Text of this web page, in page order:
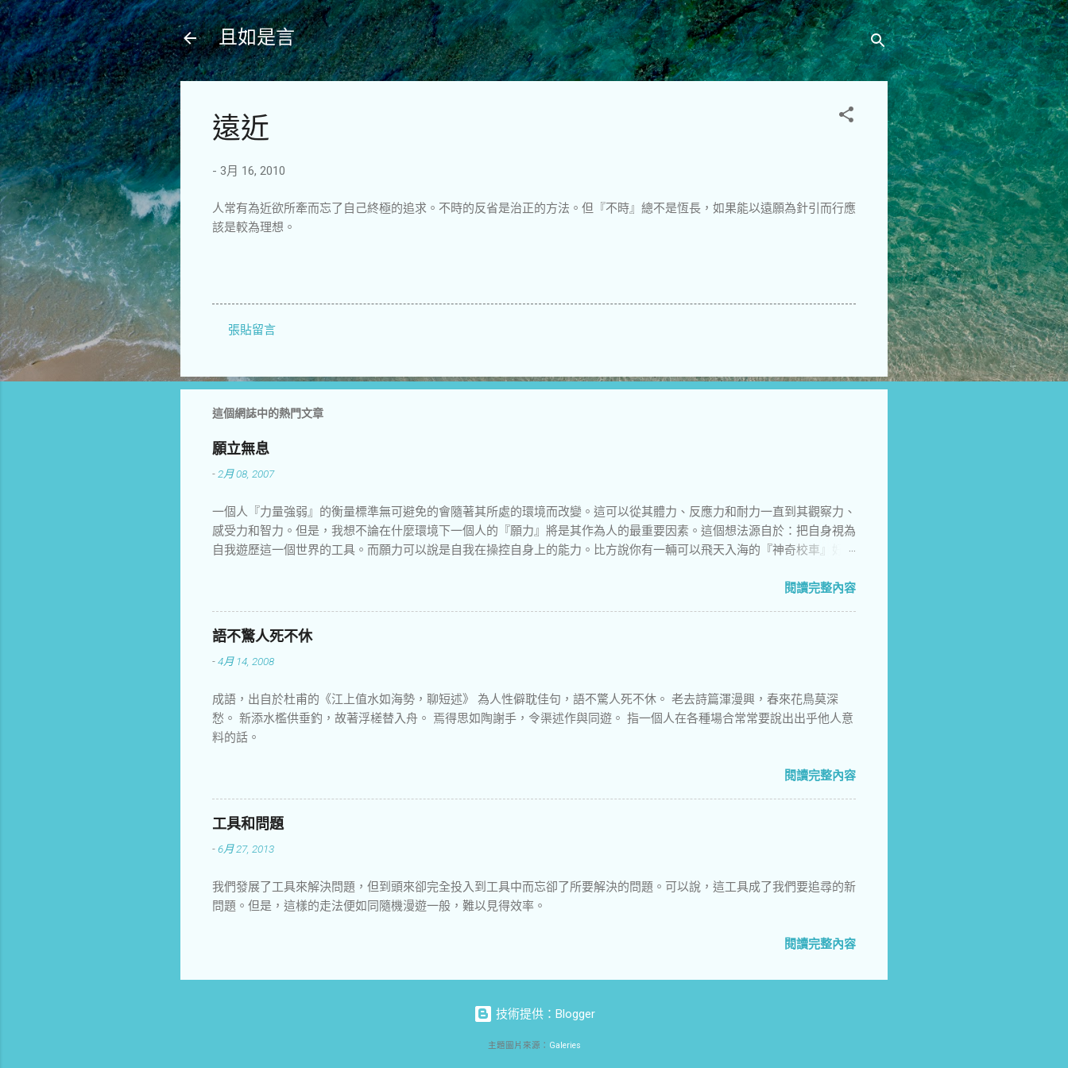
跳到主要內容
且如是言
遠近
- 3月 16, 2010
人常有為近欲所牽而忘了自己終極的追求。不時的反省是治正的方法。但『不時』總不是恆長，如果能以遠願為針引而行應
該是較為理想。
張貼留言
這個網誌中的熱門文章
願立無息
-2月 08, 2007
一個人『力量強弱』的衡量標準無可避免的會隨著其所處的環境而改變。這可以從其體力、反應力和耐力一直到其觀察力、
感受力和智力。但是，我想不論在什麼環境下一個人的『願力』將是其作為人的最重要因素。這個想法源自於：把自身視為
自我遊歷這一個世界的工具。而願力可以說是自我在操控自身上的能力。比方說你有一輛可以飛天入海的『神奇校車』好
閱讀完整內容
語不驚人死不休
-4月 14, 2008
成語，出自於杜甫的《江上值水如海勢，聊短述》 為人性僻耽佳句，語不驚人死不休。 老去詩篇渾漫興，春來花鳥莫深
愁。 新添水檻供垂釣，故著浮槎替入舟。 焉得思如陶謝手，令渠述作與同遊。 指一個人在各種場合常常要說出出乎他人意
料的話。
閱讀完整內容
工具和問題
-6月 27, 2013
我們發展了工具來解決問題，但到頭來卻完全投入到工具中而忘卻了所要解決的問題。可以說，這工具成了我們要追尋的新
問題。但是，這樣的走法便如同隨機漫遊一般，難以見得效率。
閱讀完整內容
技術提供：Blogger
主題圖片來源： Galeries